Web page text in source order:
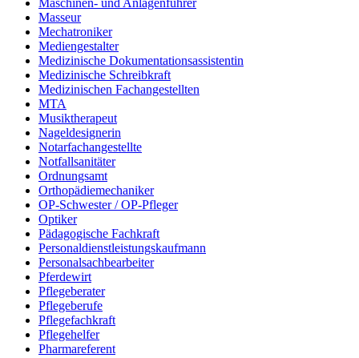
Maschinen- und Anlagenführer
Masseur
Mechatroniker
Mediengestalter
Medizinische Dokumentationsassistentin
Medizinische Schreibkraft
Medizinischen Fachangestellten
MTA
Musiktherapeut
Nageldesignerin
Notarfachangestellte
Notfallsanitäter
Ordnungsamt
Orthopädiemechaniker
OP-Schwester / OP-Pfleger
Optiker
Pädagogische Fachkraft
Personaldienstleistungskaufmann
Personalsachbearbeiter
Pferdewirt
Pflegeberater
Pflegeberufe
Pflegefachkraft
Pflegehelfer
Pharmareferent